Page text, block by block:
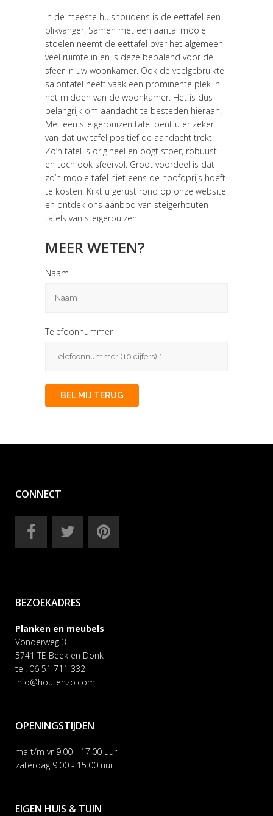
In de meeste huishoudens is de eettafel een
blikvanger. Samen met een aantal mooie
stoelen neemt de eettafel over het algemeen
veel ruimte in en is deze bepalend voor de
sfeer in uw woonkamer. Ook de veelgebruikte
salontafel heeft vaak een prominente plek in
het midden van de woonkamer. Het is dus
belangrijk om aandacht te besteden hieraan.
Met een steigerbuizen tafel bent u er zeker
van dat uw tafel positief de aandacht trekt.
Zo’n tafel is origineel en oogt stoer, robuust
en toch ook sfeervol. Groot voordeel is dat
zo’n mooie tafel niet eens de hoofdprijs hoeft
te kosten. Kijkt u gerust rond op onze website
en ontdek ons aanbod van steigerhouten
tafels van steigerbuizen.
MEER WETEN?
Naam
Telefoonnummer
CONNECT
BEZOEKADRES
Planken en meubels
Vonderweg 3
5741 TE Beek en Donk
tel. 06 51 711 332
info@houtenzo.com
OPENINGSTIJDEN
ma t/m vr 9.00 - 17.00 uur
zaterdag 9.00 - 15.00 uur.
EIGEN HUIS & TUIN